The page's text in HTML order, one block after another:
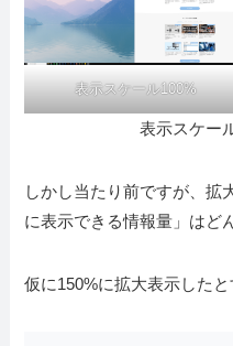
表示スケール100%
表示スケー
しかし当たり前ですが、拡
に表示できる情報量」はど
仮に150%に拡大表示した